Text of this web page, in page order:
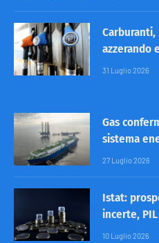
azzerando
31 Luglio 2026
Gas
sistema
27 Luglio 2026
Istat:
incerte,
10 Luglio 2026